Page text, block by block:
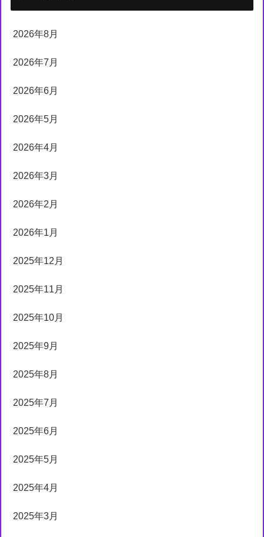
2026年8月
2026年7月
2026年6月
2026年5月
2026年4月
2026年3月
2026年2月
2026年1月
2025年12月
2025年11月
2025年10月
2025年9月
2025年8月
2025年7月
2025年6月
2025年5月
2025年4月
2025年3月